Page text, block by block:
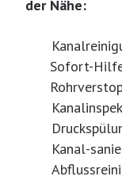
der Nähe:
Sofort-
Kanal-